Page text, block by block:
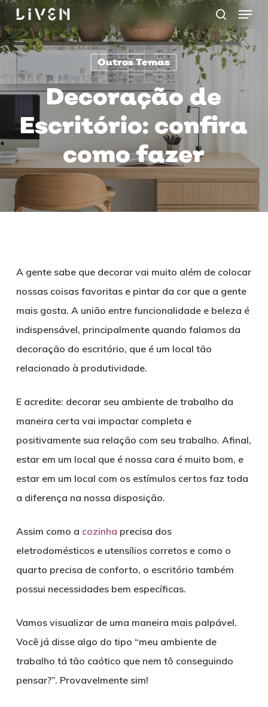
Skip
to
main
procurar
Menu
Outros Temas
Decoração de
Escritório: confira
como fazer
A gente sabe que decorar vai muito além de colocar
nossas coisas favoritas e pintar da cor que a gente
mais gosta. A união entre funcionalidade e beleza é
indispensável, principalmente quando falamos da
decoração do escritório, que é um local tão
relacionado à produtividade.
E acredite: decorar seu ambiente de trabalho da
maneira certa vai impactar completa e
positivamente sua relação com seu trabalho. Afinal,
estar em um local que é nossa cara é muito bom, e
estar em um local com os estímulos certos faz toda
a diferença na nossa disposição.
Assim como a cozinha precisa dos
eletrodomésticos e utensílios corretos e como o
quarto precisa de conforto, o escritório também
possui necessidades bem específicas.
Vamos visualizar de uma maneira mais palpável.
Você já disse algo do tipo “meu ambiente de
trabalho tá tão caótico que nem tô conseguindo
pensar?”. Provavelmente sim!